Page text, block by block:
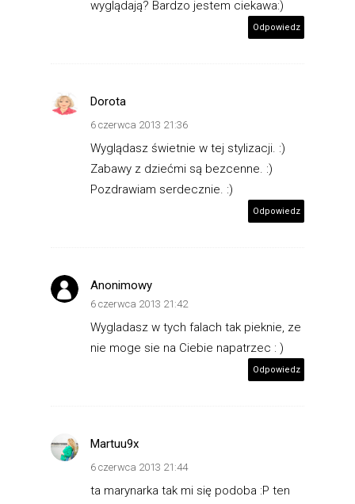
wyglądają? Bardzo jestem ciekawa:)
Odpowiedz
Dorota
6 czerwca 2013 21:36
Wyglądasz świetnie w tej stylizacji. :)
Zabawy z dziećmi są bezcenne. :)
Pozdrawiam serdecznie. :)
Odpowiedz
Anonimowy
6 czerwca 2013 21:42
Wygladasz w tych falach tak pieknie, ze
nie moge sie na Ciebie napatrzec : )
Odpowiedz
Martuu9x
6 czerwca 2013 21:44
ta marynarka tak mi się podoba :P ten